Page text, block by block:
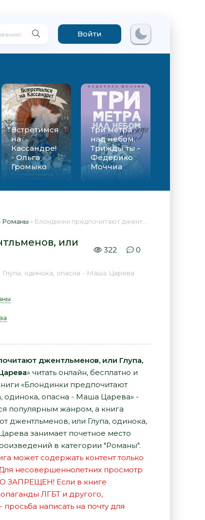
Войти
Встретимся
на
Кассандре!
- Ольга
Громыко
Три метра
над небом.
Трижды ты -
Федерико
Моччиа
Романы » Блондинки предпочитают джентльменов, или Глупа, одинока, опасна - Маша Царева 📕 - Книга онлайн бесплатно
или
322 0
одинока, опасна - Маша Царева
джентльменов, или Глупа,
» читать онлайн, бесплатно и
«Блондинки предпочитают
одинока, опасна - Маша Царева» -
популярным жанром, а книга
джентльменов, или Глупа, одинока,
занимает почетное место
в категории "Романы".
может содержать контент только
несовершеннолетних просмотр
ЗАПРЕЩЕН! Если в книге
ЛГБТ и другого,
написать на почту для